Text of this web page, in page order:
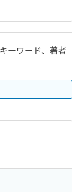
ーワード、著者